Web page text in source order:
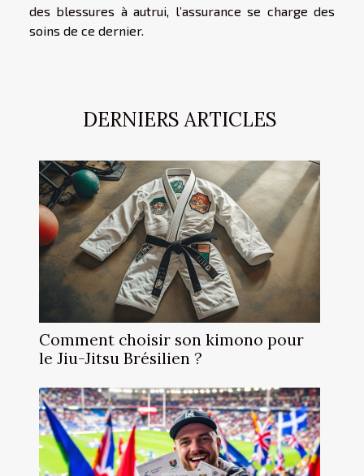
des blessures à autrui, l’assurance se charge des
soins de ce dernier.
DERNIERS ARTICLES
Comment choisir son kimono pour
le Jiu-Jitsu Brésilien ?